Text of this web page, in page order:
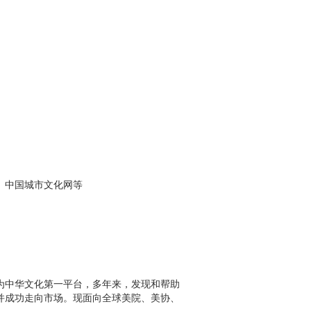
中国城市文化网等
华文化第一平台，多年来，发现和帮助
功走向市场。 现面向全球美院、美协、